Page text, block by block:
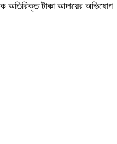
অতিরিক্ত টাকা আদায়ের অভিযোগ